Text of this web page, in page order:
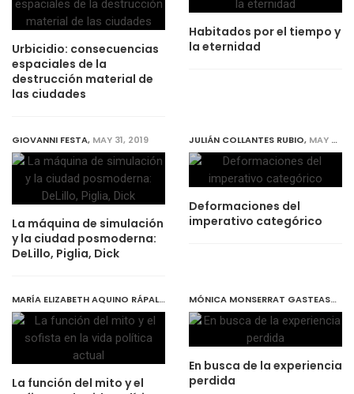
Urbicidio: consecuencias
espaciales de la
destrucción material de
las ciudades
Habitados por el tiempo y
la eternidad
GIOVANNI FESTA, MAY 31, 2019
La máquina de simulación
y la ciudad posmoderna:
DeLillo, Piglia, Dick
JULIÁN COLLANTES RUBIO, MAY 31, 2019
Deformaciones del
imperativo categórico
MARÍA ELIZABETH AQUINO RÁPALO MAY 31, 2019
La función del mito y el
MÓNICA MONSERRAT GASTEASORO LUGO
En busca de la experiencia
perdida